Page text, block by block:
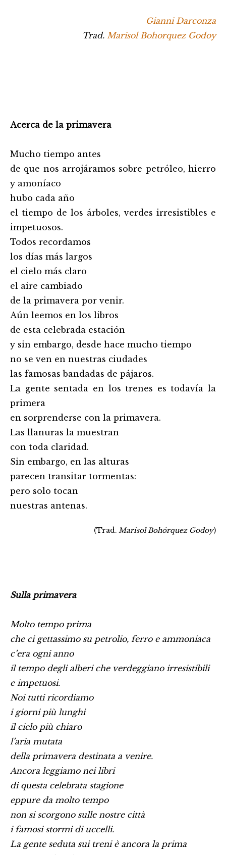
Gianni Darconza
Trad. Marisol Bohorquez Godoy
Acerca de la primavera
Mucho tiempo antes
de que nos arrojáramos sobre petróleo, hierro
y amoníaco
hubo cada año
el tiempo de los árboles, verdes irresistibles e
impetuosos.
Todos recordamos
los días más largos
el cielo más claro
el aire cambiado
de la primavera por venir.
Aún leemos en los libros
de esta celebrada estación
y sin embargo, desde hace mucho tiempo
no se ven en nuestras ciudades
las famosas bandadas de pájaros.
La gente sentada en los trenes es todavía la
primera
en sorprenderse con la primavera.
Las llanuras la muestran
con toda claridad.
Sin embargo, en las alturas
parecen transitar tormentas:
pero solo tocan
nuestras antenas.
(Trad. Marisol Bohórquez Godoy)
Sulla primavera
Molto tempo prima
che ci gettassimo su petrolio, ferro e ammoniaca
c’era ogni anno
il tempo degli alberi che verdeggiano irresistibili
e impetuosi.
Noi tutti ricordiamo
i giorni più lunghi
il cielo più chiaro
l’aria mutata
della primavera destinata a venire.
Ancora leggiamo nei libri
di questa celebrata stagione
eppure da molto tempo
non si scorgono sulle nostre città
i famosi stormi di uccelli.
La gente seduta sui treni è ancora la prima